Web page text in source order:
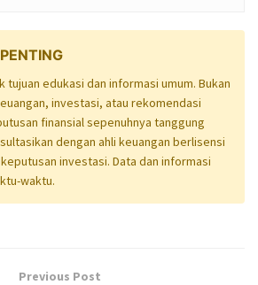
tujuan edukasi dan informasi umum. Bukan
investasi, atau rekomendasi
finansial sepenuhnya tanggung
dengan ahli keuangan berlisensi
investasi. Data dan informasi
waktu.
Previous Post